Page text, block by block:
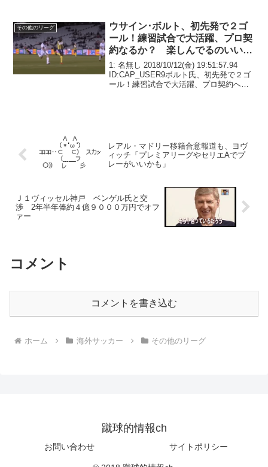
その他のリーグ
ウサイン･ボルト、初先発で２ゴ
ール！練習試合で大活躍、プロ契
約なるか？ 楽しんでるのいいな
ぁ
1: 名無し 2018/10/12(金) 19:51:57.94
ID:CAP_USER9ボルト氏、初先発で２ゴ
ール！練習試合で大活躍、プロ契約へア
レアル・マドリー移籍合意報道も、ヨヴ
ィッチ「プレミアリーグやセリエAでプ
レーがいいかも」
Ｊ１ヴィッセル神戸 ベンゲル氏と交
渉 2年半年俸約４億９０００万円でオフ
ァー
コメント
コメントを書き込む
ホーム 海外サッカー その他のリーグ
蹴球的情報ch
お問い合わせ サイトポリシー